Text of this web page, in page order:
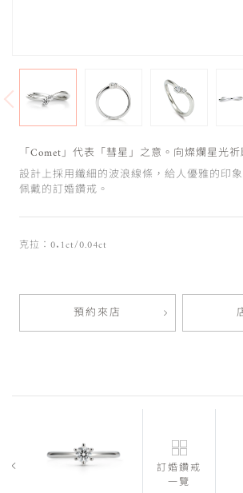
「Comet」代表「彗星」之意。向燦爛星光
設計上採用纖細的波浪線條，給人優雅的印
佩戴的訂婚鑽戒。
克拉：0.1ct/0.04ct
預約來店
訂婚鑽戒
一覽